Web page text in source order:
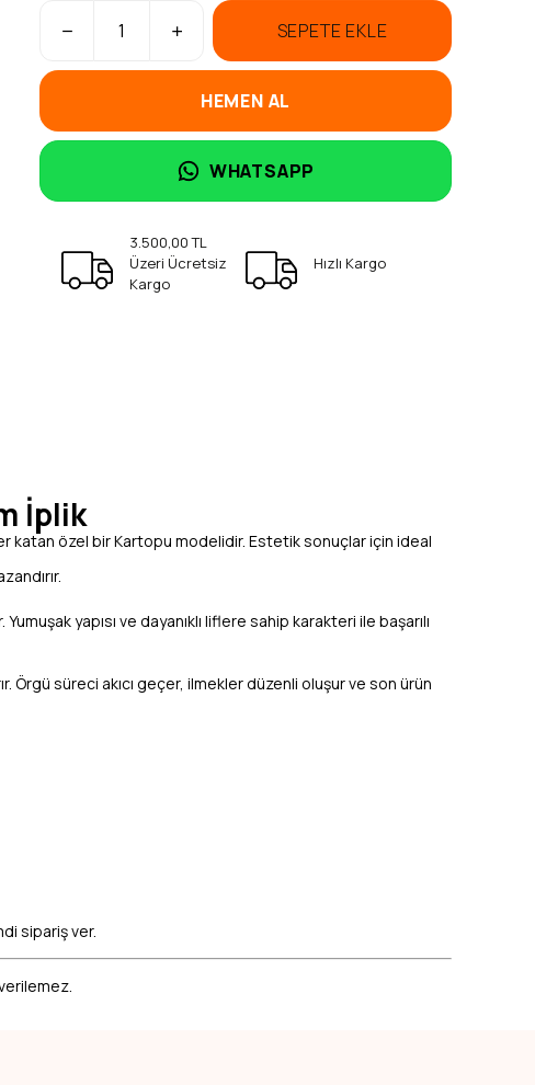
SEPETE EKLE
HEMEN AL
WHATSAPP
3.500,00 TL
Üzeri Ücretsiz
Kargo
Hızlı Kargo
İplik
katan özel bir Kartopu modelidir. Estetik sonuçlar için ideal
yapısı ve dayanıklı liflere sahip karakteri ile başarılı
süreci akıcı geçer, ilmekler düzenli oluşur ve son ürün
sipariş ver.